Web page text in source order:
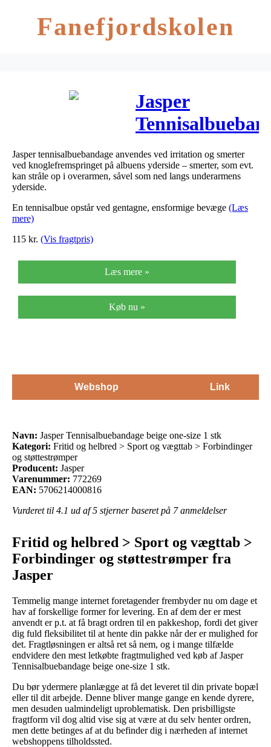
Fanefjordskolen
Jasper
beige one-size
1 stk
Jasper tennisalbuebandage anvendes ved irritation og smerter
ved knoglefremspringet på albuens yderside – smerter, som evt.
kan stråle op i overarmen, såvel som ned langs underarmens
yderside.
En tennisalbue opstår ved gentagne, ensformige bevæge (Læs
mere)
115 kr. (Vis fragtpris)
Læs mere »
Køb nu »
Webshop Link
Navn: Jasper Tennisalbuebandage beige one-size 1 stk
Kategori: Fritid og helbred > Sport og vægttab > Forbindinger
og støttestrømper
Producent: Jasper
Varenummer: 772269
EAN: 5706214000816
Vurderet til 4.1 ud af 5 stjerner baseret på 7anmeldelser
Fritid og helbred > Sport og vægttab >
Forbindinger og støttestrømper fra
Jasper
Temmelig mange internet foretagender frembyder nu om dage et
hav af forskellige former for levering. En af dem der er mest
anvendt er p.t. at få bragt ordren til en pakkeshop, fordi det giver
dig fuld fleksibilitet til at hente din pakke når der er mulighed for
det. Fragtløsningen er altså ret så nem, og i mange tilfælde
endvidere den mest letkøbte fragtmulighed ved køb af Jasper
Tennisalbuebandage beige one-size 1 stk.
Du bør ydermere planlægge at få det leveret til din private bopæl
eller til dit arbejde. Denne bliver mange gange en kende dyrere,
men desuden ualmindeligt uproblematisk. Den prisbilligste
fragtform vil dog altid vise sig at være at du selv henter ordren,
men dette betinges af at du befinder dig i nærheden af internet
webshoppens tilholdssted.